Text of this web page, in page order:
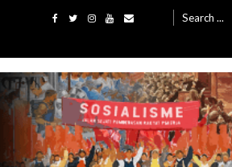
for: